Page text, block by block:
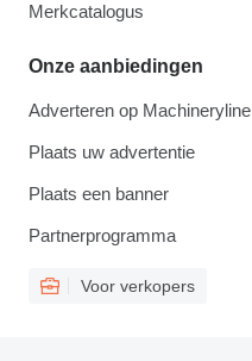
Merkcatalogus
Onze aanbiedingen
Adverteren op Machineryline
Plaats uw advertentie
Plaats een banner
Partnerprogramma
Voor verkopers